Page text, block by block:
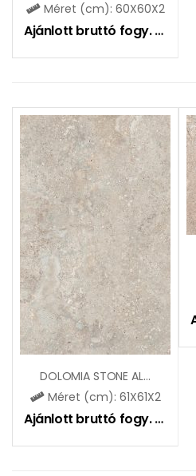
Méret (cm): 60X60X2
Ajánlott bruttó fogy. ár:
DOLOMIA STONE ALMOND 2.0
Méret (cm): 61X61X2
Ajánlott bruttó fogy. ár: